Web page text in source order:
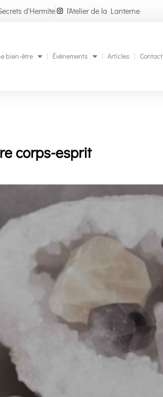
d'Hermite l'Atelier de la Lanterne
bien-être Évènements Articles Contact
corps-esprit